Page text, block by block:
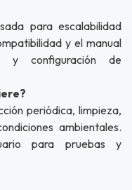
para escalabilidad
y el manual
y configuración de
periódica, limpieza,
ambientales.
para pruebas y